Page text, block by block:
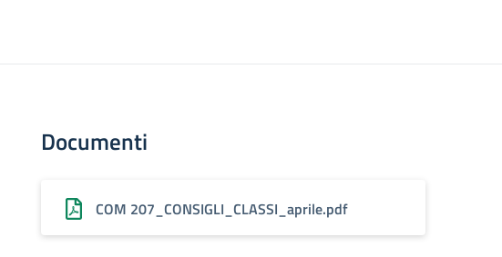
Documenti
COM 207_CONSIGLI_CLASSI_aprile.pdf